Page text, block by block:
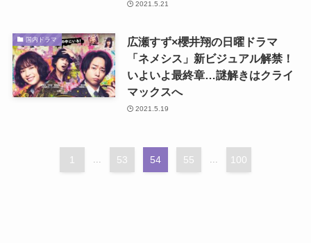
2021.5.21
国内ドラマ
広瀬すず×櫻井翔の日曜ドラマ
「ネメシス」新ビジュアル解禁！
いよいよ最終章…謎解きはクライ
マックスへ
2021.5.19
1 53 54 55 100